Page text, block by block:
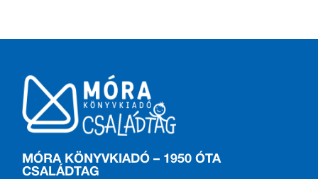
MÓRA KÖNYVKIADÓ – 1950 ÓTA
CSALÁDTAG